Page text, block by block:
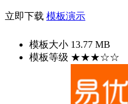
立即下载 模板演示
模板大小 13.77 MB
模板等级 ★★★☆☆